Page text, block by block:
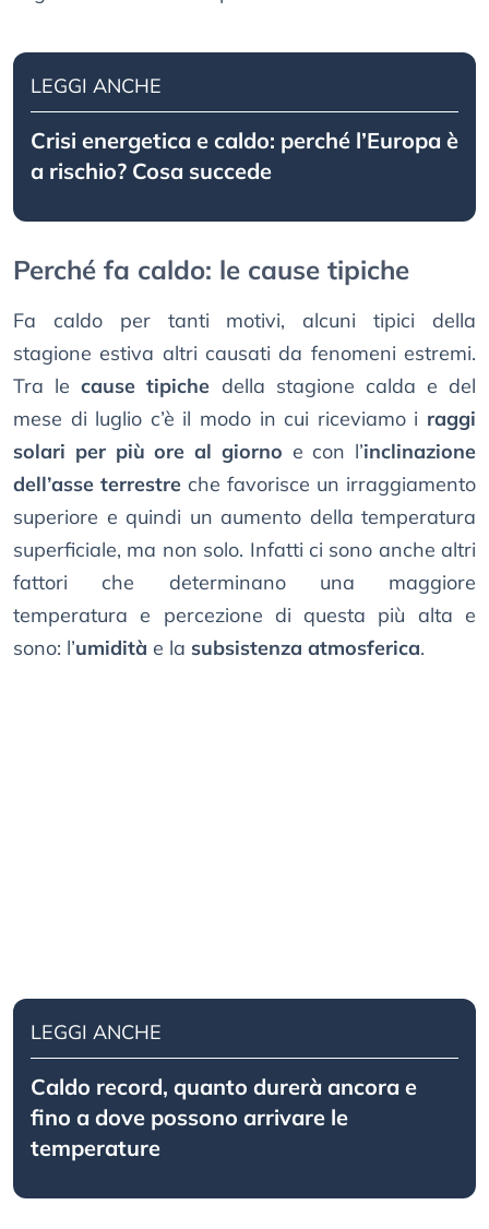
LEGGI ANCHE
Crisi energetica e caldo: perché l’Europa è
a rischio? Cosa succede
Perché fa caldo: le cause tipiche
Fa caldo per tanti motivi, alcuni tipici della
stagione estiva altri causati da fenomeni estremi.
Tra lecause tipiche della stagione calda e del
mese di luglio c’è il modo in cui riceviamo i raggi
solari per più ore al giorno e con l’inclinazione
dell’asse terrestre che favorisce un irraggiamento
superiore e quindi un aumento della temperatura
superficiale, ma non solo. Infatti ci sono anche altri
fattori che determinano una maggiore
temperatura e percezione di questa più alta e
sono: l’umidità e la subsistenza atmosferica.
LEGGI ANCHE
Caldo record, quanto durerà ancora e
fino a dove possono arrivare le
temperature